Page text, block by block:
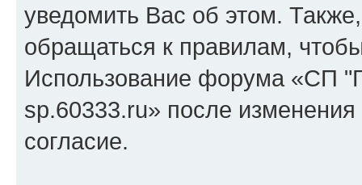
уведомить Вас об этом.
обращаться к правилам,
Использование форума «СП
sp.60333.ru» после
согласие.